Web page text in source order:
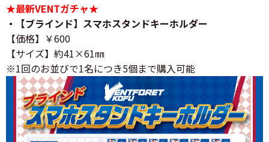
★最新VENTガチャ★
・【ブラインド】スマホスタンドキーホルダー
【価格】￥600
【サイズ】約41×61㎜
※1回のお並びで1名につき5個まで購入可能